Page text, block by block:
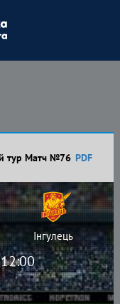
тур Матч №76 PDF
Інгулець